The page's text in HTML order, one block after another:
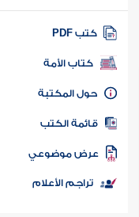
كتب PDF
كتاب الأمة
المكتبة
الكتب
موضوعي